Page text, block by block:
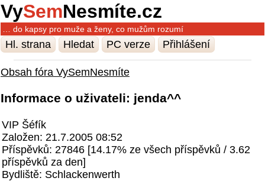
VySemNesmíte.cz
… do kapsy pro muže a ženy, co mužům rozumí
Hl. strana Hledat PC verze Přihlášení
Obsah fóra VySemNesmíte
Informace o uživateli: jenda^^
VIP Šéfík
Založen: 21.7.2005 08:52
Příspěvků: 27846 [14.17% ze všech příspěvků / 3.62
příspěvků za den]
Bydliště: Schlackenwerth